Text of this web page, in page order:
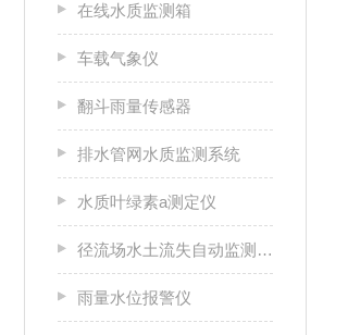
在线水质监测箱
车载气象仪
翻斗雨量传感器
排水管网水质监测系统
水质叶绿素a测定仪
径流场水土流失自动监测系统
雨量水位报警仪